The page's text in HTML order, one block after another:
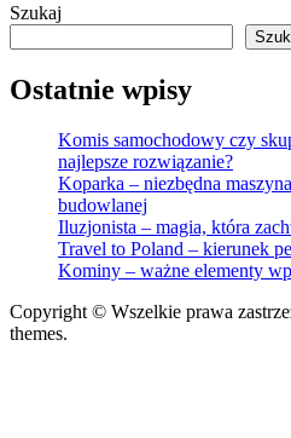
Szukaj
Ostatnie wpisy
Komis samochodowy czy
najlepsze rozwiązanie?
Koparka – niezbędna
budowlanej
Iluzjonista – magia, która
Travel to Poland – kierunek
Kominy – ważne elementy
Copyright © Wszelkie prawa
themes.